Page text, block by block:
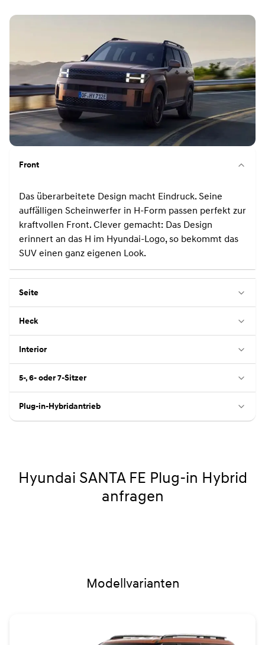
Front
Das überarbeitete Design macht Eindruck. Seine
auffälligen Scheinwerfer in H-Form passen perfekt zur
kraftvollen Front. Clever gemacht: Das Design
erinnert an das H im Hyundai-Logo, so bekommt das
SUV einen ganz eigenen Look.
Seite
Heck
Interior
5-, 6- oder 7-Sitzer
Plug-in-Hybridantrieb
Hyundai SANTA FE Plug-in Hybrid
anfragen
Modellvarianten